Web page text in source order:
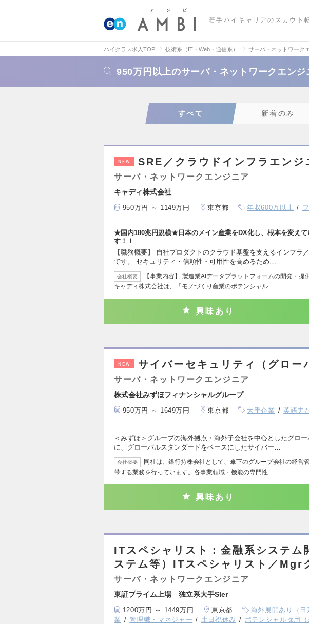
若手ハイキャリアのスカウト
ハイクラス求人TOP 技術系（IT・Web・通信系） サーバ・ネットワーク
950万円以上のサーバ・ネットワークエン
すべて 新着のみ
NEW SRE／クラウドインフラエンジ
サーバ・ネットワークエンジニア
キャディ株式会社
950万円 ～ 1149万円 東京都 年収600万以上
★国内180兆円規模★日本のメイン産業をDX化し、根本を変えて
す！！
【職務概要】 自社プロダクトのクラウド基盤を支えるインフラ
です。 セキュリティ・信頼性・可用性を高めるため…
会社概要
【事業内容】 製造業AIデータプラットフォームの開発・提
キャディ株式会社は、「モノづくり産業のポテンシャル…
興味あり
NEW サイバーセキュリティ（グロー
サーバ・ネットワークエンジニア
株式会社みずほフィナンシャルグループ
950万円 ～ 1649万円 東京都 大手企業 英語力
＜みずほ＞グループの海外拠点・海外子会社を中心としたグロ
に、グローバルスタンダードをベースにしたサイバー…
会社概要
同社は、銀行持株会社として、傘下のグループ会社の経営
帯する業務を行っています。各事業領域・機能の専門性…
興味あり
ITスペシャリスト：金融系システム
ステム等）ITスペシャリスト／Mgr
サーバ・ネットワークエンジニア
東証プライム上場 独立系大手SIer
1200万円 ～ 1449万円 東京都 海外展開あり（日
業
管理職・マネジャー 土日祝休み ポテンシャル採用（